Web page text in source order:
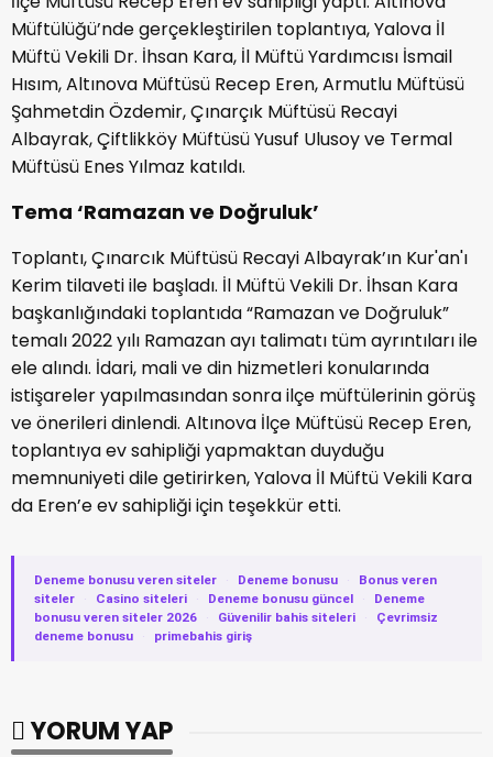
Müftülüğü’nde gerçekleştirilen toplantıya, Yalova İl
Müftü Vekili Dr. İhsan Kara, İl Müftü Yardımcısı İsmail
Hısım, Altınova Müftüsü Recep Eren, Armutlu Müftüsü
Şahmetdin Özdemir, Çınarçık Müftüsü Recayi
Albayrak, Çiftlikköy Müftüsü Yusuf Ulusoy ve Termal
Müftüsü Enes Yılmaz katıldı.
Tema ‘Ramazan ve Doğruluk’
Toplantı, Çınarcık Müftüsü Recayi Albayrak’ın Kur'an'ı
Kerim tilaveti ile başladı. İl Müftü Vekili Dr. İhsan Kara
başkanlığındaki toplantıda “Ramazan ve Doğruluk”
temalı 2022 yılı Ramazan ayı talimatı tüm ayrıntıları ile
ele alındı. İdari, mali ve din hizmetleri konularında
istişareler yapılmasından sonra ilçe müftülerinin görüş
ve önerileri dinlendi. Altınova İlçe Müftüsü Recep Eren,
toplantıya ev sahipliği yapmaktan duyduğu
memnuniyeti dile getirirken, Yalova İl Müftü Vekili Kara
da Eren’e ev sahipliği için teşekkür etti.
Deneme bonusu veren siteler · Deneme bonusu ·
Bonus veren
siteler
· Casino siteleri · Deneme bonusu güncel ·
Deneme
bonusu veren siteler 2026
· Güvenilir bahis siteleri ·
Çevrimsiz
deneme bonusu
· primebahis giriş
YORUM YAP